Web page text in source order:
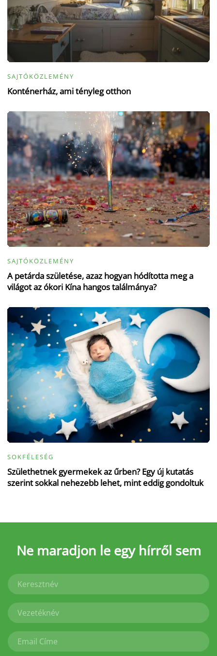
SAJTÓKÖZLEMÉNY
Konténerház, ami tényleg otthon
SAJTÓKÖZLEMÉNY
A petárda születése, azaz hogyan hódította meg a
világot az ókori Kína hangos találmánya?
SOKFÉLESÉG
Születhetnek gyermekek az űrben? Egy új kutatás
szerint sokkal nehezebb lehet, mint eddig gondoltuk
Ne maradjon le egy hírről sem